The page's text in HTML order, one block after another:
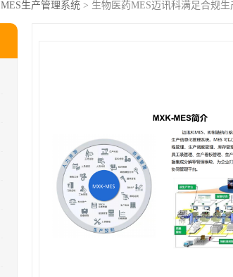
MES生产管理系统 > 生物医药MES迈讯科满足合规